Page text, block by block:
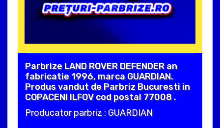
Parbrize LAND ROVER DEFENDER an
fabricatie 1996, marca GUARDIAN.
Produs vandut de Parbriz Bucuresti in
COPACENI ILFOV cod postal 77008 .
Producator parbriz : GUARDIAN